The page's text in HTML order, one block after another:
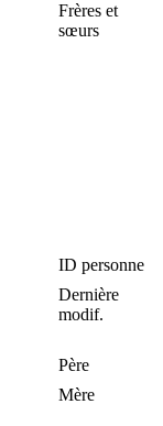
Frères et
sœurs
ID personne
Dernière
modif.
Père
Mère